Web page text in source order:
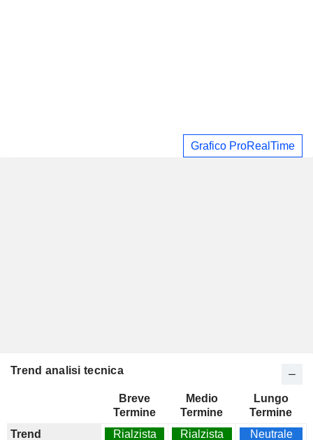
Grafico ProRealTime
Trend analisi tecnica
Breve
Termine
Medio
Termine
Lungo
Termine
Trend
Rialzista Rialzista
Neutrale